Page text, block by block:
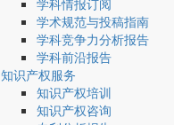
学科情报订阅
学术规范与投稿指南
学科竞争力分析报告
学科前沿报告
知识产权服务
知识产权培训
知识产权咨询